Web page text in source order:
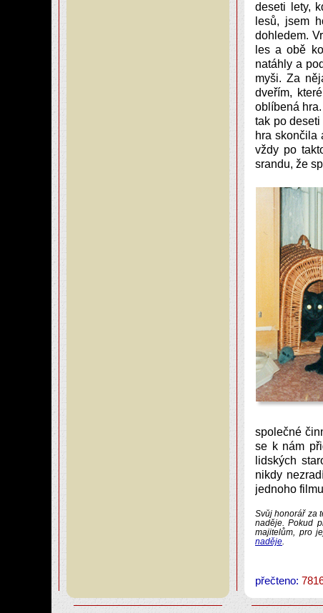
deseti lety,
lesů, jsem
dohledem.
les a obě
natáhly a
myši. Za
dveřím,
oblíbená
tak po
hra skončila
vždy po
srandu, že
společné
se k nám
lidských
nikdy
jednoho
Svůj honorář za
naděje. Pokud
majitelům, pro
naděje.
přečteno: